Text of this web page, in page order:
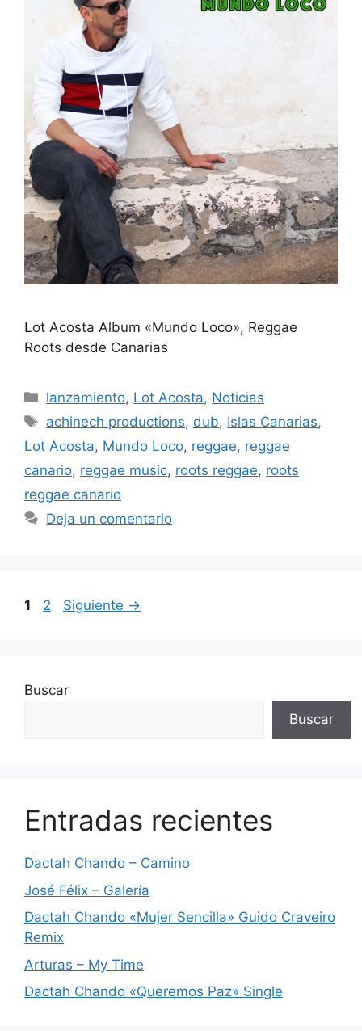
Lot Acosta Album «Mundo Loco», Reggae
Roots desde Canarias
lanzamiento, Lot Acosta, Noticias
achinech productions, dub, Islas Canarias,
Lot Acosta, Mundo Loco, reggae, reggae
canario, reggae music, roots reggae, roots
reggae canario
Deja un comentario
1 2 Siguiente →
Buscar
Buscar
Entradas recientes
Dactah Chando – Camino
José Félix – Galería
Dactah Chando «Mujer Sencilla» Guido Craveiro
Remix
Arturas – My Time
Dactah Chando «Queremos Paz» Single